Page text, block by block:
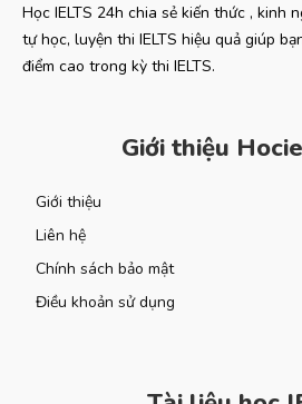
Học IELTS 24h chia sẻ kiến thức , kinh
tự học, luyện thi IELTS hiệu quả giúp
điểm cao trong kỳ thi IELTS.
Giới thiệu
Giới thiệu
Liên hệ
Chính sách bảo mật
Điều khoản sử dụng